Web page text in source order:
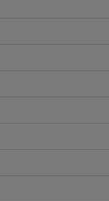
、Diners）
は
す。
、まずはカスタマーサポ